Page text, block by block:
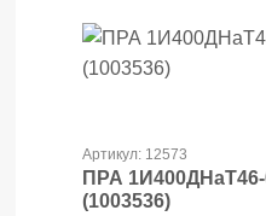
Артикул: 12573
ПРА 1И400ДНаТ46-
(1003536)